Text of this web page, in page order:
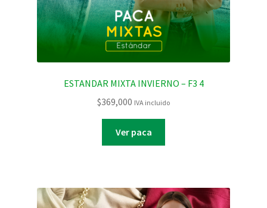
ESTANDAR MIXTA INVIERNO – F3 4
$369,000 IVA incluido
Ver paca